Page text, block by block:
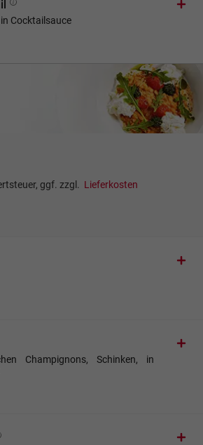
Cocktailsauce
ggf. zzgl. Lieferkosten
Champignons, Schinken, in